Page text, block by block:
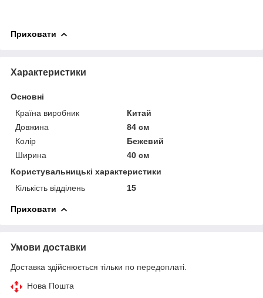
Приховати
Характеристики
Основні
Країна виробник
Китай
Довжина
84 см
Колір
Бежевий
Ширина
40 см
Користувальницькі характеристики
Кількість відділень
15
Приховати
Умови доставки
Доставка здійснюється тільки по передоплаті.
Нова Пошта